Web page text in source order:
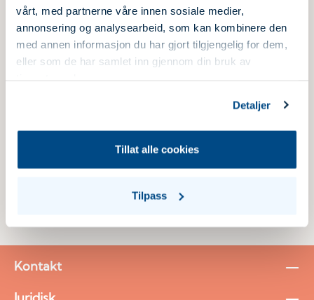
vårt, med partnerne våre innen sosiale medier,
annonsering og analysearbeid, som kan kombinere den
med annen informasjon du har gjort tilgjengelig for dem,
eller som de har samlet inn gjennom din bruk av
Detaljer
Tillat alle cookies
Tilpass
Kontakt